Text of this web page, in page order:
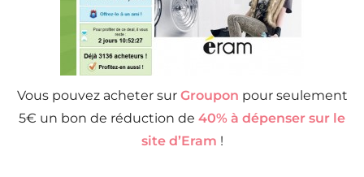
Vous pouvez acheter sur Groupon pour seulement
5€ un bon de réduction de 40% à dépenser sur le
site d’Eram !